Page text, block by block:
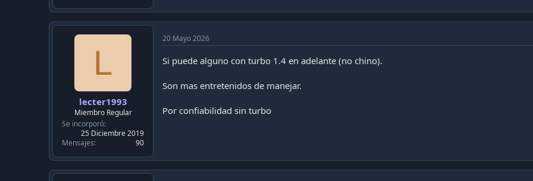
L
lecter1993
Miembro Regular
Se incorporó
25 Diciembre 2019
Mensajes
90
20 Mayo 2026
Si puede alguno con turbo 1.4 en adelante (no chino).
Son mas entretenidos de manejar.
Por confiabilidad sin turbo